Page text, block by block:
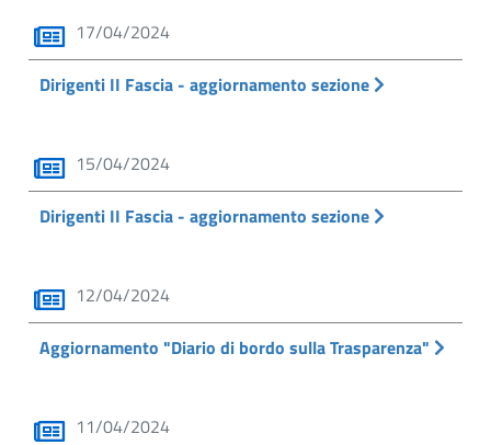
17/04/2024
Dirigenti II Fascia - aggiornamento sezione
15/04/2024
Dirigenti II Fascia - aggiornamento sezione
12/04/2024
Aggiornamento "Diario di bordo sulla Trasparenza"
11/04/2024